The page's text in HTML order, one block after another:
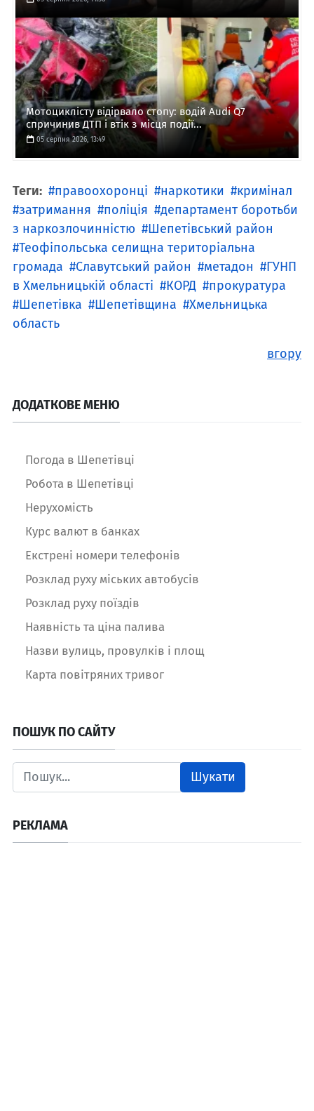
Мотоциклісту відірвало стопу: водій Audi Q7
спричинив ДТП і втік з місця події...
05 серпня 2026, 13:49
Теги: правоохоронці наркотики
кримінал
затримання
поліція
департамент боротьби
з наркозлочинністю
Шепетівський район
Теофіпольська селищна територіальна
громада
Славутський район метадон
ГУНП
в Хмельницькій області
КОРД
прокуратура
Шепетівка
Шепетівщина
Хмельницька
область
вгору
ДОДАТКОВЕ МЕНЮ
Погода в Шепетівці
Робота в Шепетівці
Нерухомість
Курс валют в банках
Екстрені номери телефонів
Розклад руху міських автобусів
Розклад руху поїздів
Наявність та ціна палива
Назви вулиць, провулків і площ
Карта повітряних тривог
ПОШУК ПО САЙТУ
Шукати
РЕКЛАМА